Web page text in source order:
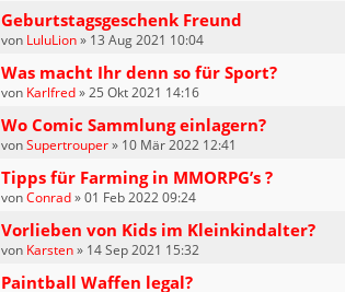
Geburtstagsgeschenk Freund
von LuluLion» 13 Aug 2021 10:04
Was macht Ihr denn so für Sport?
von Karlfred»25 Okt 2021 14:16
Wo Comic Sammlung einlagern?
vonSupertrouper» 10 Mär 2022 12:41
Tipps für Farming in MMORPG’s ?
vonConrad»01 Feb 2022 09:24
Vorlieben von Kids im Kleinkindalter?
von Karsten» 14 Sep 2021 15:32
Paintball Waffen legal?